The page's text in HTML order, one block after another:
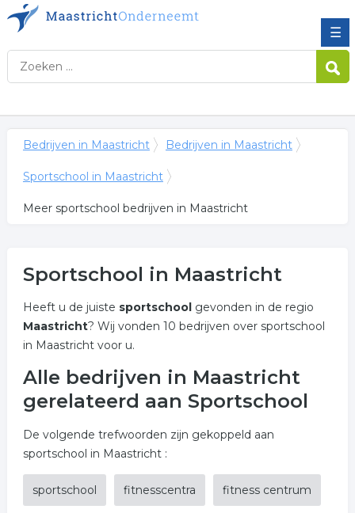
☰
Bedrijven in Maastricht Bedrijven in Maastricht
Sportschool in Maastricht
Meer sportschool bedrijven in Maastricht
Sportschool in Maastricht
Heeft u de juiste sportschoolgevonden in de regio
Maastricht? Wij vonden 10 bedrijven over sportschool
in Maastricht voor u.
Alle bedrijven in Maastricht
gerelateerd aan Sportschool
De volgende trefwoorden zijn gekoppeld aan
sportschool in Maastricht :
sportschool fitnesscentra fitness centrum